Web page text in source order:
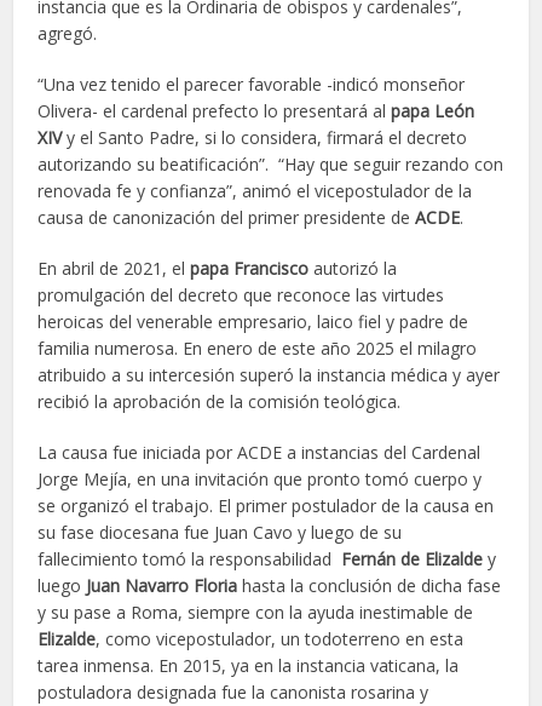
instancia que es la Ordinaria de obispos y cardenales”,
agregó.
“Una vez tenido el parecer favorable -indicó monseñor
Olivera- el cardenal prefecto lo presentará alpapa León
XIVy el Santo Padre, si lo considera, firmará el decreto
autorizando su beatificación”. “Hay que seguir rezando con
renovada fe y confianza”, animó el vicepostulador de la
causa de canonización del primer presidente deACDE.
En abril de 2021, elpapa Francisco autorizó la
promulgación del decreto que reconoce las virtudes
heroicas del venerable empresario, laico fiel y padre de
familia numerosa. En enero de este año 2025 el milagro
atribuido a su intercesión superó la instancia médica y ayer
recibió la aprobación de la comisión teológica.
La causa fue iniciada por ACDE a instancias del Cardenal
Jorge Mejía, en una invitación que pronto tomó cuerpo y
se organizó el trabajo. El primer postulador de la causa en
su fase diocesana fue Juan Cavo y luego de su
fallecimiento tomó la responsabilidad Fernán de Elizalde y
luego Juan Navarro Floria hasta la conclusión de dicha fase
y su pase a Roma, siempre con la ayuda inestimable de
Elizalde, como vicepostulador, un todoterreno en esta
tarea inmensa. En 2015, ya en la instancia vaticana, la
postuladora designada fue la canonista rosarina y